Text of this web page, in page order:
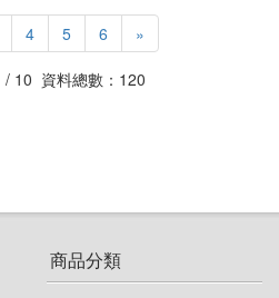
4 5 6 »
/ 10 資料總數：120
商品分類